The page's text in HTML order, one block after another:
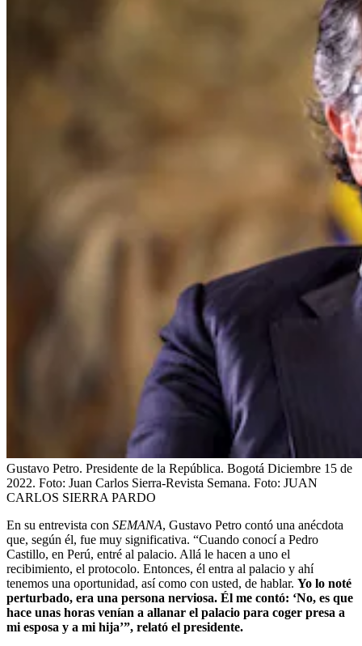
Gustavo Petro. Presidente de la República. Bogotá Diciembre 15 de
2022. Foto: Juan Carlos Sierra-Revista Semana. Foto: JUAN
CARLOS SIERRA PARDO
En su entrevista con SEMANA, Gustavo Petro contó una anécdota
que, según él, fue muy significativa. “Cuando conocí a Pedro
Castillo, en Perú, entré al palacio. Allá le hacen a uno el
recibimiento, el protocolo. Entonces, él entra al palacio y ahí
tenemos una oportunidad, así como con usted, de hablar. Yo lo noté
perturbado, era una persona nerviosa. Él me contó: ‘No, es que
hace unas horas venían a allanar el palacio para coger presa a
mi esposa y a mi hija’”, relató el presidente.